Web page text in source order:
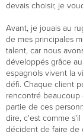
devais choisir, je
Avant, je jouais au
de mes principales
talent, car nous
développés grâce
espagnols vivent la
défi. Chaque client
rencontré
partie de ces
dire, c'est comme
décident de faire de